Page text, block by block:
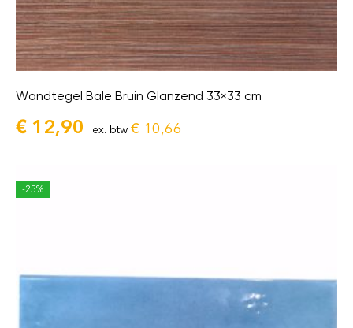
Wandtegel Bale Bruin Glanzend 33×33 cm
€ 12,90 ex. btw € 10,66
-25%